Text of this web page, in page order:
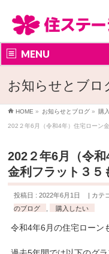
MENU
お知らせとブロ
HOME » お知らせとブログ » 購
202２年6月（令和4年）住宅ローン
202２年6月（令
金利フラット３５
投稿日 : 2022年6月1日 カテ
のブログ
購入したい
令和4年6月の住宅ローン